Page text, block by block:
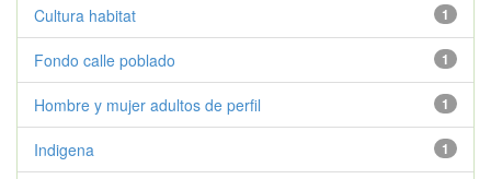
1
Cultura habitat
1
Fondo calle poblado
1
Hombre y mujer adultos de perfil
1
Indigena